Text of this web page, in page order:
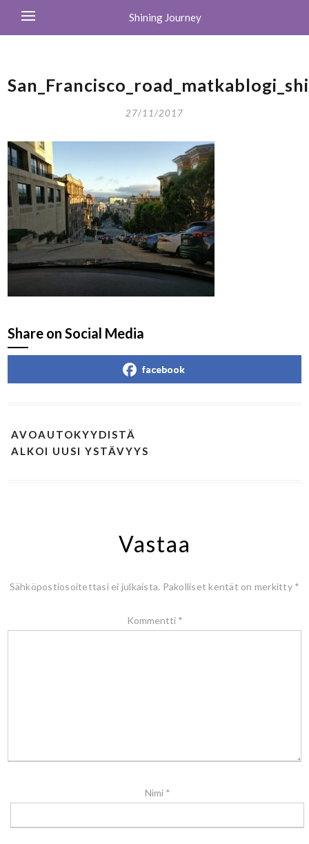
Shining Journey
27/11/2017
Share on Social Media
facebook
AVOAUTOKYYDISTÄ
ALKOI UUSI YSTÄVYYS
Vastaa
Sähköpostiosoitettasi ei julkaista. Pakolliset kentät on merkitty *
Kommentti *
Nimi *